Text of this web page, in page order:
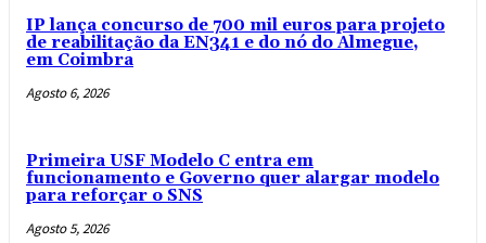
IP lança concurso de 700 mil euros para projeto
de reabilitação da EN341 e do nó do Almegue,
em Coimbra
Agosto 6, 2026
Primeira USF Modelo C entra em
funcionamento e Governo quer alargar modelo
para reforçar o SNS
Agosto 5, 2026